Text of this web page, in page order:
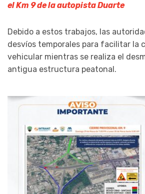
el Km 9 de la autopista Duarte
Debido a estos trabajos, las
desvíos temporales para facilitar la
vehicular mientras se realiza el
antigua estructura peatonal.